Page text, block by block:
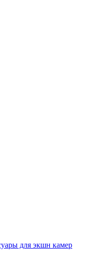
для экшн камер